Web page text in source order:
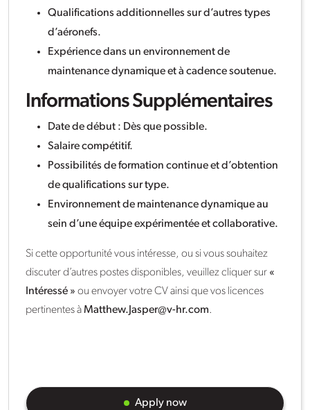
Qualifications additionnelles sur d’autres types
d’aéronefs.
Expérience dans un environnement de
maintenance dynamique et à cadence soutenue.
Informations Supplémentaires
Date de début : Dès que possible.
Salaire compétitif.
Possibilités de formation continue et d’obtention
de qualifications sur type.
Environnement de maintenance dynamique au
sein d’une équipe expérimentée et collaborative.
Si cette opportunité vous intéresse, ou si vous souhaitez
discuter d’autres postes disponibles, veuillez cliquer sur «
Intéressé » ou envoyer votre CV ainsi que vos licences
pertinentes àMatthew.Jasper@v-hr.com.
Apply now